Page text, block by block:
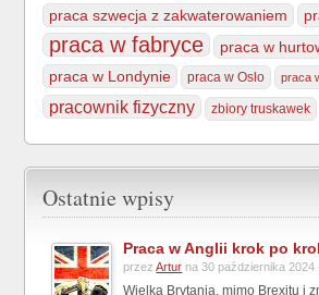
praca szwecja z zakwaterowaniem
praca w fabryce
praca w
praca w Londynie
praca w Oslo praca
pracownik fizyczny zbiory truskawek
Ostatnie wpisy
Praca w Anglii krok po
przezArtur na 30 października
Wielka Brytania, mimo Brexitu i